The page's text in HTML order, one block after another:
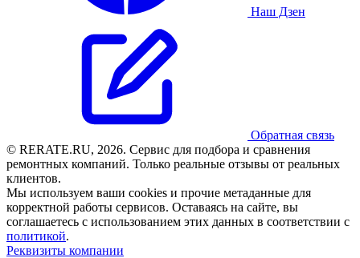
Наш Дзен
Обратная связь
© RERATE.RU, 2026. Сервис для подбора и сравнения
ремонтных компаний. Только реальные отзывы от реальных
клиентов.
Мы используем ваши cookies и прочие метаданные для
корректной работы сервисов. Оставаясь на сайте, вы
соглашаетесь с использованием этих данных в соответствии с
политикой.
Реквизиты компании